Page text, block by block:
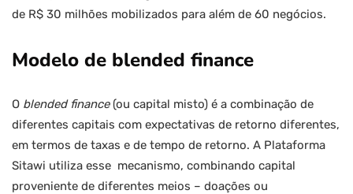
de R$ 30 milhões mobilizados para além de 60 negócios.
Modelo de blended finance
O blended finance(ou capital misto) é a combinação de
diferentes capitais com expectativas de retorno diferentes,
em termos de taxas e de tempo de retorno. A Plataforma
Sitawi utiliza esse mecanismo, combinando capital
proveniente de diferentes meios – doações ou